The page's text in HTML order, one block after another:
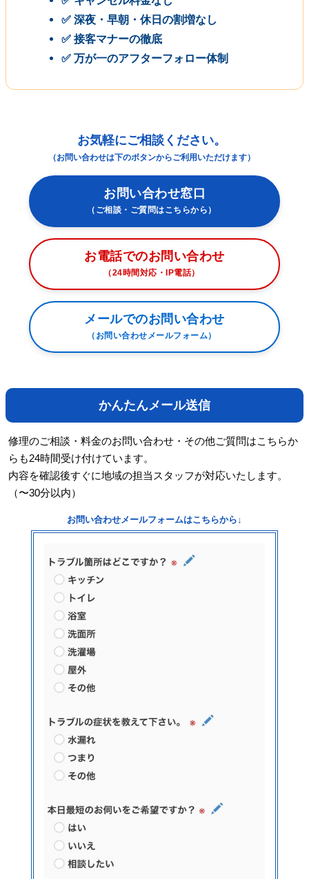
✅ 深夜・早朝・休日の割増なし
✅ 接客マナーの徹底
✅ 万が一のアフターフォロー体制
お気軽にご相談ください。
（お問い合わせは下のボタンからご利用いただけます）
お問い合わせ窓口
（ご相談・ご質問はこちらから）
お電話でのお問い合わせ
（24時間対応・IP電話）
メールでのお問い合わせ
（お問い合わせメールフォーム）
かんたんメール送信
修理のご相談・料金のお問い合わせ・その他ご質問はこちらか
らも24時間受け付けています。
内容を確認後すぐに地域の担当スタッフが対応いたします。
（〜30分以内）
お問い合わせメールフォームはこちらから↓